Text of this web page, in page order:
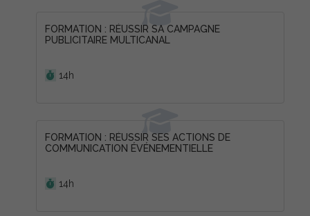
FORMATION : RÉUSSIR SA CAMPAGNE
PUBLICITAIRE MULTICANAL
14h
FORMATION : RÉUSSIR SES ACTIONS DE
COMMUNICATION ÉVÉNEMENTIELLE
14h